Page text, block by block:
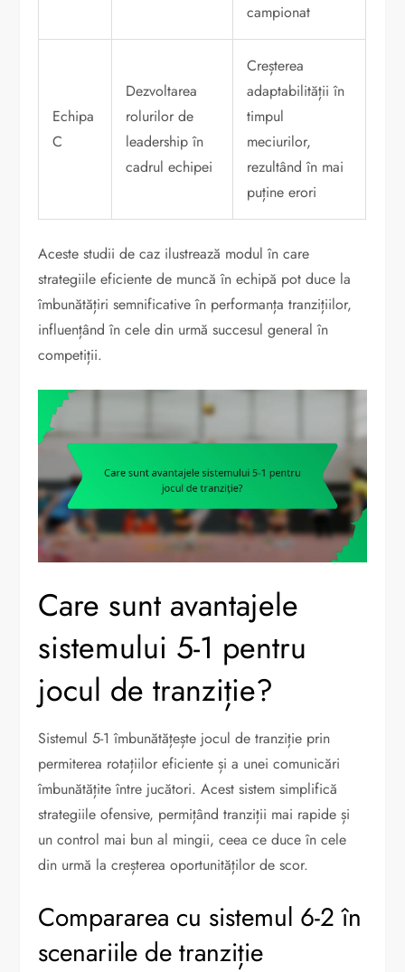
campionat
Echipa
C
Dezvoltarea
rolurilor de
leadership în
cadrul echipei
Creșterea
adaptabilității în
timpul
meciurilor,
rezultând în mai
puține erori
Aceste studii de caz ilustrează modul în care
strategiile eficiente de muncă în echipă pot duce la
îmbunătățiri semnificative în performanța tranzițiilor,
influențând în cele din urmă succesul general în
competiții.
Care sunt avantajele
sistemului 5-1 pentru
jocul de tranziție?
Sistemul 5-1 îmbunătățește jocul de tranziție prin
permiterea rotațiilor eficiente și a unei comunicări
îmbunătățite între jucători. Acest sistem simplifică
strategiile ofensive, permițând tranziții mai rapide și
un control mai bun al mingii, ceea ce duce în cele
din urmă la creșterea oportunităților de scor.
Compararea cu sistemul 6-2 în
scenariile de tranziție